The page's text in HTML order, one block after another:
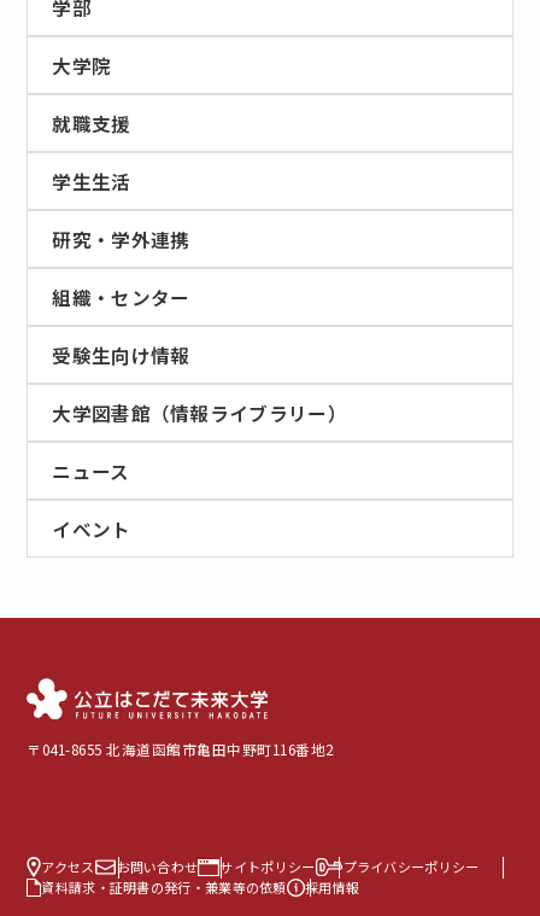
学部
大学院
就職支援
学生生活
研究・学外連携
組織・センター
受験生向け情報
大学図書館（情報ライブラリー）
ニュース
イベント
〒041-8655 北海道函館市亀田中野町116番地2
アクセス お問い合わせ サイトポリシー
プライバシーポリシー
資料請求・証明書の発行・兼業等の依頼
採用情報